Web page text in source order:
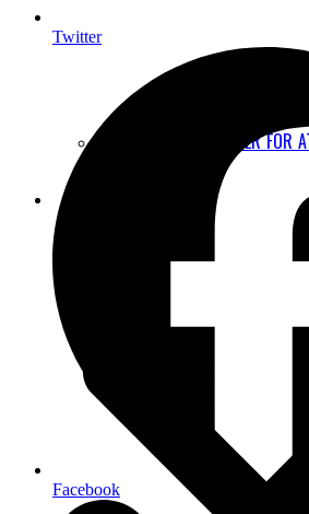
JURIDISKE MULIGHEDER FOR
FAKTA
Twitter
Facebook